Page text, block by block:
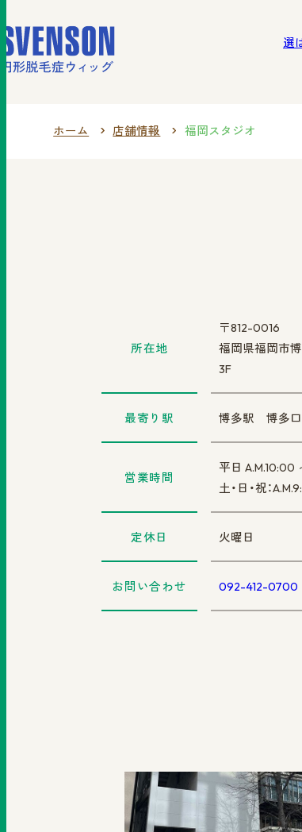
選
選ばれる理由
ご利用の流れ
商品一覧
ホーム 店舗情報 福岡スタジオ
所在地
〒812-0016
福岡県福岡市
3F
最寄り駅 博多駅 博多口
営業時間
平日 A.M.10:00
土・日・祝：
定休日 火曜日
お問い合わせ 092-412-0700